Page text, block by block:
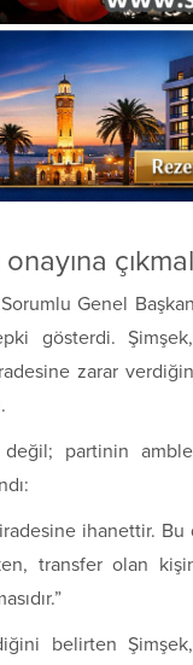
Genel Başkan
gösterdi.
zarar
değil; partinin
ihanettir. Bu
transfer olan
belirten